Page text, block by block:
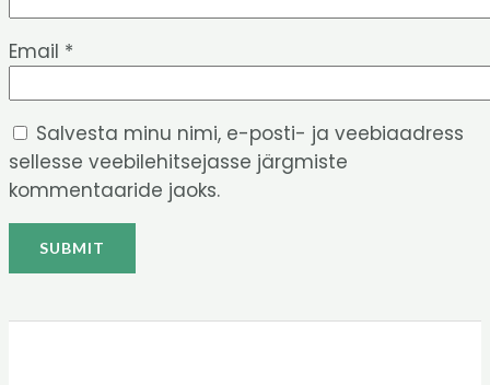
Email *
Salvesta minu nimi, e-posti- ja veebiaadress
sellesse veebilehitsejasse järgmiste
kommentaaride jaoks.